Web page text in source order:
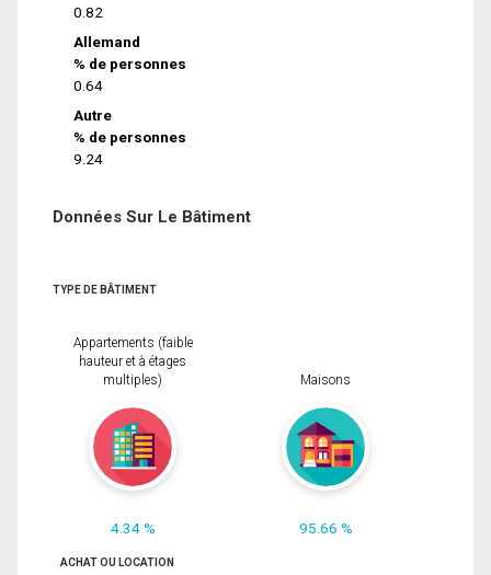
0.82
Allemand
% de personnes
0.64
Autre
% de personnes
9.24
Données Sur Le Bâtiment
TYPE DE BÂTIMENT
Appartements (faible
hauteur et à étages
multiples)
4.34 %
Maisons
95.66 %
ACHAT OU LOCATION